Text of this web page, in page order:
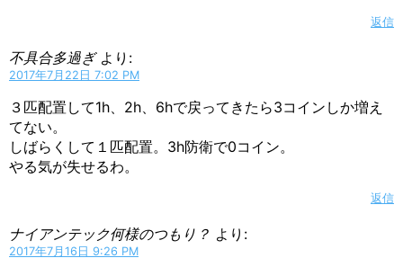
返信
不具合多過ぎ より:
2017年7月22日 7:02 PM
３匹配置して1h、2h、6hで戻ってきたら3コインしか増え
てない。
しばらくして１匹配置。3h防衛で0コイン。
やる気が失せるわ。
返信
ナイアンテック何様のつもり？ より:
2017年7月16日 9:26 PM